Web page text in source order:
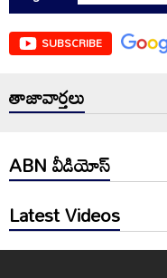
SUBSCRIBE
తాజావార్తలు
ABN వీడియోస్
Latest Videos